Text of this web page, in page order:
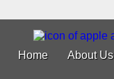
Home About Us